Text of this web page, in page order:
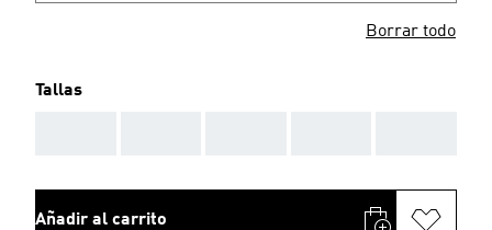
Borrar todo
Tallas
Añadir al carrito